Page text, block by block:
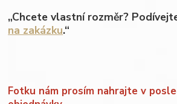
„Chcete vlastní rozměr?
na zakázku.“
Fotku nám prosím nahrajte v